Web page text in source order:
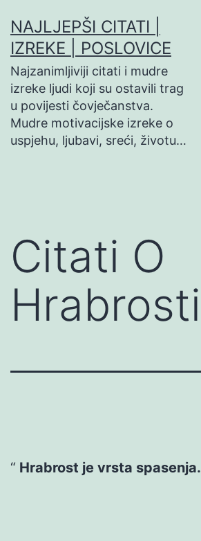
na
sadržaj
NAJLJEPŠI CITATI |
IZREKE | POSLOVICE
Najzanimljiviji citati i mudre
izreke ljudi koji su ostavili trag
u povijesti čovječanstva.
Mudre motivacijske izreke o
uspjehu, ljubavi, sreći, životu…
Citati O
Hrabrosti
Hrabrost je vrsta spasenja.